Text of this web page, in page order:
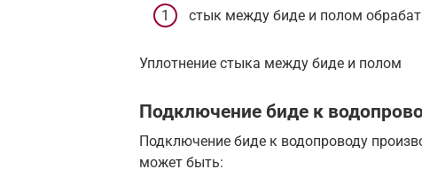
стык между биде и полом
Уплотнение стыка между биде и полом
Подключение биде к
Подключение биде к водопроводу
может быть: